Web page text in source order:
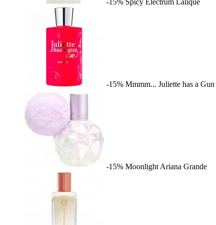
-15% Spicy Electrum Lalique
-15% Mmmm... Juliette has a Gun
-15% Moonlight Ariana Grande